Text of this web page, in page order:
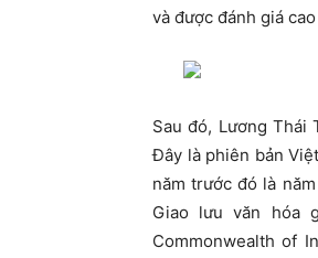
và được đánh giá
Sau đó, Lương Thái
Đây là phiên bản
năm trước đó là
Giao lưu văn hóa
Commonwealth of